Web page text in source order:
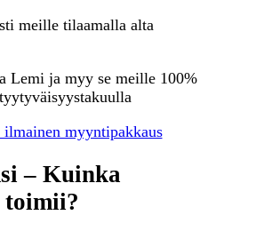
meille tilaamalla alta
Lemi ja myy se meille 100%
tyytyväisyystakuulla
ilmainen myyntipakkaus
– Kuinka
toimii?